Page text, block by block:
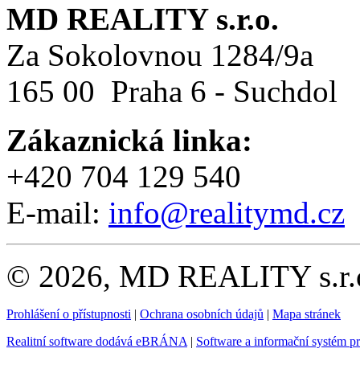
MD REALITY s.r.o.
Za Sokolovnou 1284/9a
165 00 Praha 6 - Suchdol
Zákaznická linka:
+420 704 129 540
E-mail: info@realitymd.cz
© 2026, MD REALITY
Prohlášení o přístupnosti | Ochrana osobních údajů | Mapa stránek
Realitní software dodává eBRÁNA | Software a informační systém